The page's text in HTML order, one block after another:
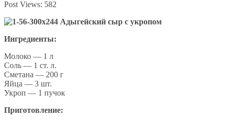
Post Views: 582
Ингредиенты:
Молоко — 1 л
Соль — 1 ст. л.
Сметана — 200 г
Яйца — 3 шт.
Укроп — 1 пучок
Приготовление: